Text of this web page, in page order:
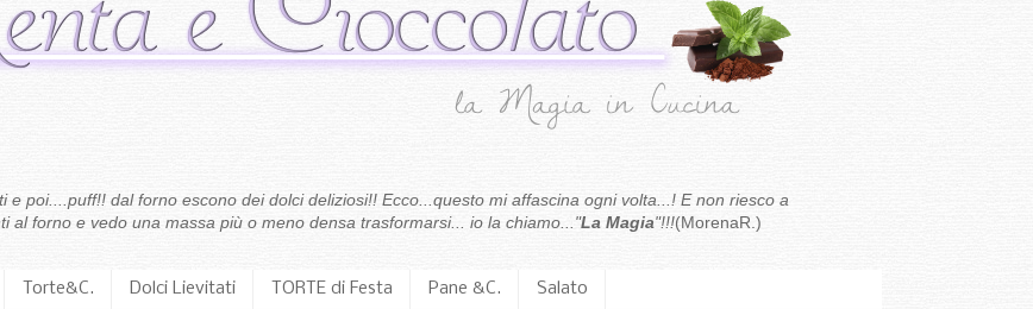
poi....puff!! dal forno escono dei dolci deliziosi!! Ecco...questo mi affascina ogni volta...! E non riesco a
al forno e vedo una massa più o meno densa trasformarsi... io la chiamo..."La Magia"!!!(MorenaR.)
Torte&C. Dolci Lievitati TORTE di Festa Pane &C. Salato